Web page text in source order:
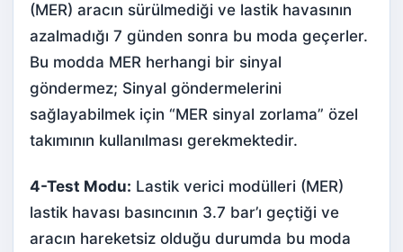
(MER) aracın sürülmediği ve lastik havasının
azalmadığı 7 günden sonra bu moda geçerler.
Bu modda MER herhangi bir sinyal
göndermez; Sinyal göndermelerini
sağlayabilmek için “MER sinyal zorlama” özel
takımının kullanılması gerekmektedir.
4-Test Modu: Lastik verici modülleri (MER)
lastik havası basıncının 3.7 bar’ı geçtiği ve
aracın hareketsiz olduğu durumda bu moda